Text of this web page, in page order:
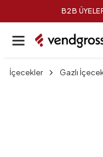
B2B
İçecekler Gazlı